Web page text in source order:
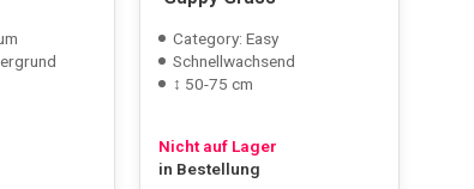
Category: Easy
Schnellwachsend
↕ 50-75 cm
Nicht auf Lager
in Bestellung